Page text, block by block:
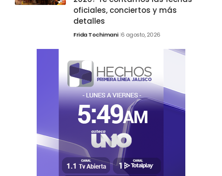
oficiales, conciertos y más
detalles
Frida Tochimani 6 agosto, 2026